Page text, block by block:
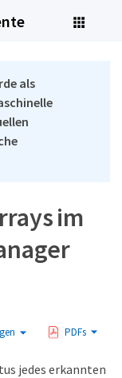
als
im
PDFs
jedes erkannten